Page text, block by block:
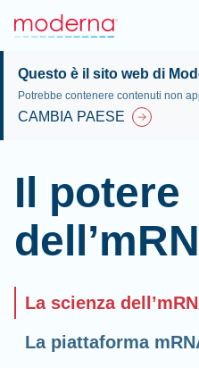
Questo è il sito web di
Potrebbe contenere contenuti non
CAMBIA PAESE
Il potere
La scienza
La piattaforma